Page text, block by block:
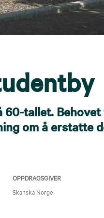
60-tallet.
om å erstatte
OPPDRAGSGIVER
Skanska Norge